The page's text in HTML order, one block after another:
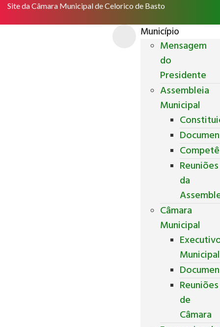
Site da Câmara Municipal de Celorico de Basto
Município
Mensagem
do
Presidente
Assembleia
Municipal
Reuniões
da
Câmara
Municipal
Municipal
Reuniões
de
Câmara